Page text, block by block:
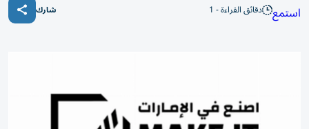
استمع دقائق القراءة - 1 شارك